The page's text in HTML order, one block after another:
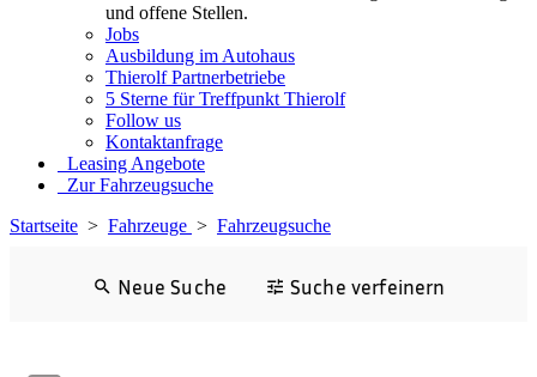
und offene Stellen.
Jobs
Ausbildung im Autohaus
Thierolf Partnerbetriebe
5 Sterne für Treffpunkt Thierolf
Follow us
Kontaktanfrage
Leasing Angebote
Zur Fahrzeugsuche
Startseite > Fahrzeuge > Fahrzeugsuche
Neue Suche Suche verfeinern